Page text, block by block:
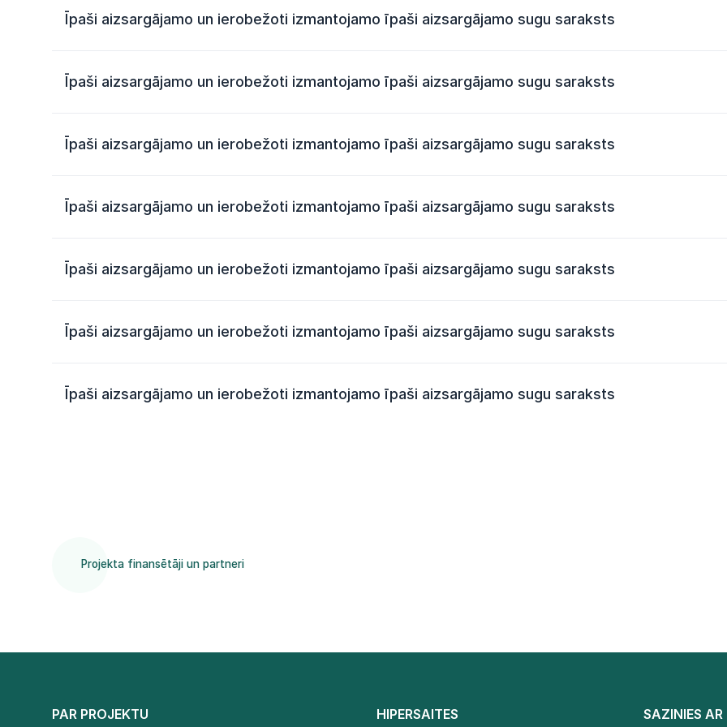
Īpaši aizsargājamo un ierobežoti izmantojamo īpaši aizsargājamo sugu saraksts
Īpaši aizsargājamo un ierobežoti izmantojamo īpaši aizsargājamo sugu saraksts
Īpaši aizsargājamo un ierobežoti izmantojamo īpaši aizsargājamo sugu saraksts
Īpaši aizsargājamo un ierobežoti izmantojamo īpaši aizsargājamo sugu saraksts
Īpaši aizsargājamo un ierobežoti izmantojamo īpaši aizsargājamo sugu saraksts
Īpaši aizsargājamo un ierobežoti izmantojamo īpaši aizsargājamo sugu saraksts
Īpaši aizsargājamo un ierobežoti izmantojamo īpaši aizsargājamo sugu saraksts
Projekta finansētāji un partneri
PAR PROJEKTU HIPERSAITES SAZINIES AR